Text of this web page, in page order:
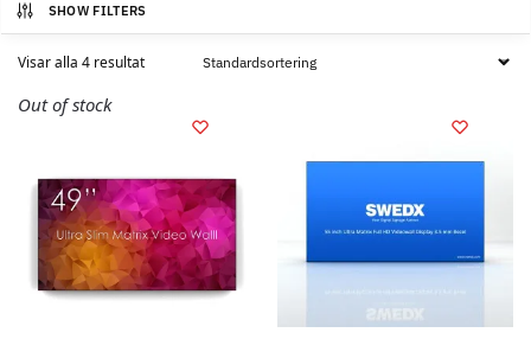
SHOW FILTERS
Visar alla 4 resultat
Out of stock